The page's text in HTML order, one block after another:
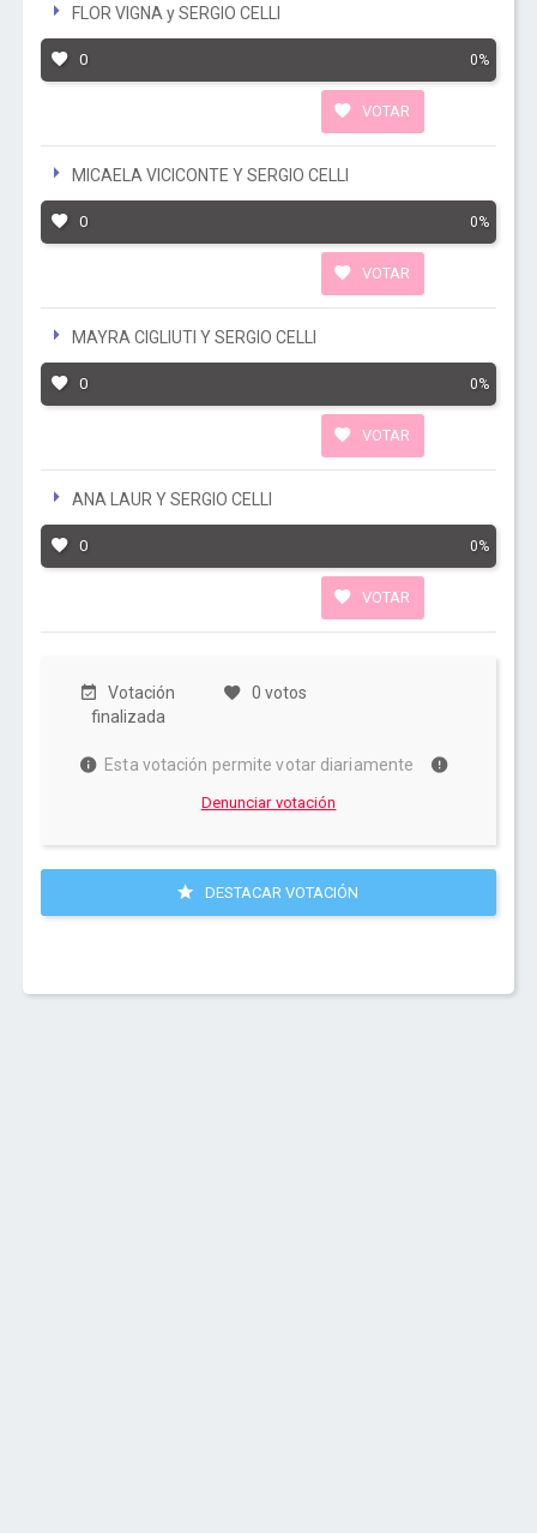
FLOR VIGNA y SERGIO CELLI
0 0%
VOTAR
MICAELA VICICONTE Y SERGIO CELLI
0 0%
VOTAR
MAYRA CIGLIUTI Y SERGIO CELLI
0 0%
VOTAR
ANA LAUR Y SERGIO CELLI
0 0%
VOTAR
Votación
finalizada
0 votos
Esta votación permite votar diariamente
Denunciar votación
DESTACAR VOTACIÓN